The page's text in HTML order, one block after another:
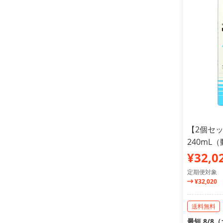
【2個セ
240mL（
定期便対象
¥32,020
送料無料